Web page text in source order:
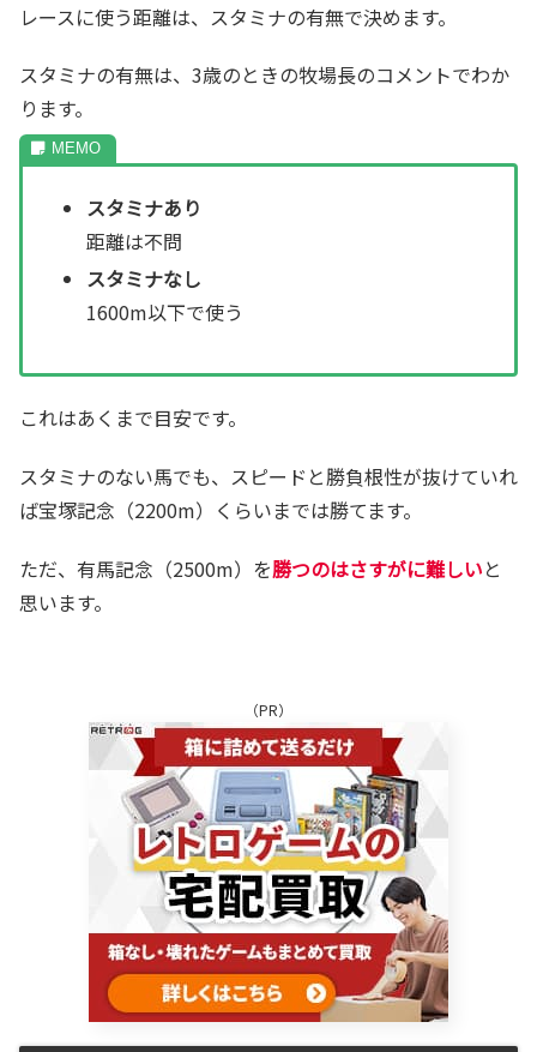
レースに使う距離は、スタミナの有無で決めます。
スタミナの有無は、3歳のときの牧場長のコメントでわか
ります。
スタミナあり
距離は不問
スタミナなし
1600m以下で使う
これはあくまで目安です。
スタミナのない馬でも、スピードと勝負根性が抜けていれ
ば宝塚記念（2200m）くらいまでは勝てます。
ただ、有馬記念（2500m）を勝つのはさすがに難しいと
思います。
（PR）